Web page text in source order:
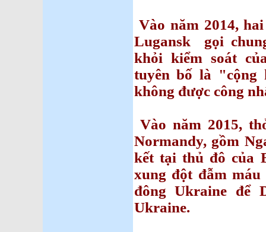
Vào năm 2014,
Lugansk gọi
khỏi kiểm soát
tuyên bố là "cộng
không được công
Vào năm 2015,
Normandy, gồm
kết tại thủ đô của
xung đột đẫm
đông Ukraine để
Ukraine.